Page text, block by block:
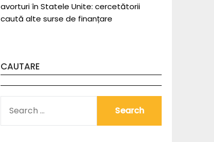
avorturi în Statele Unite: cercetătorii
caută alte surse de finanțare
CAUTARE
FOR: